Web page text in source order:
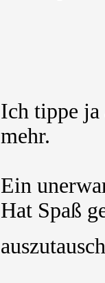
Ich tippe
mehr.
Ein
Hat Spaß